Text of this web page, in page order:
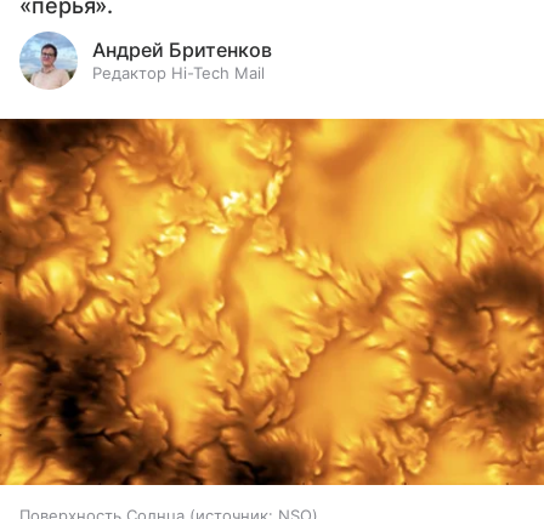
«перья».
Андрей Бритенков
Редактор Hi-Tech Mail